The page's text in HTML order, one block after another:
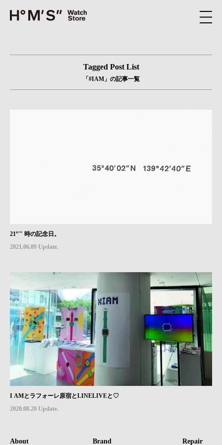
Tagged Post List
「#IAM」の記事一覧
21º'" 時の記念日。
2021.06.09 Update.
I AMとラフォーレ原宿とLINELIVEと♡
2020.08.20 Update.
About Brand Repair